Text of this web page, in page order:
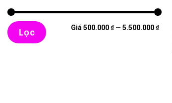
Giá
thấp
nhất
Giá
cao
nhấtLọc Giá 500.000 ₫ — 5.500.000 ₫